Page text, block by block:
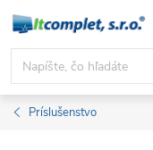
Prejsť
obsah
Príslušenstvo